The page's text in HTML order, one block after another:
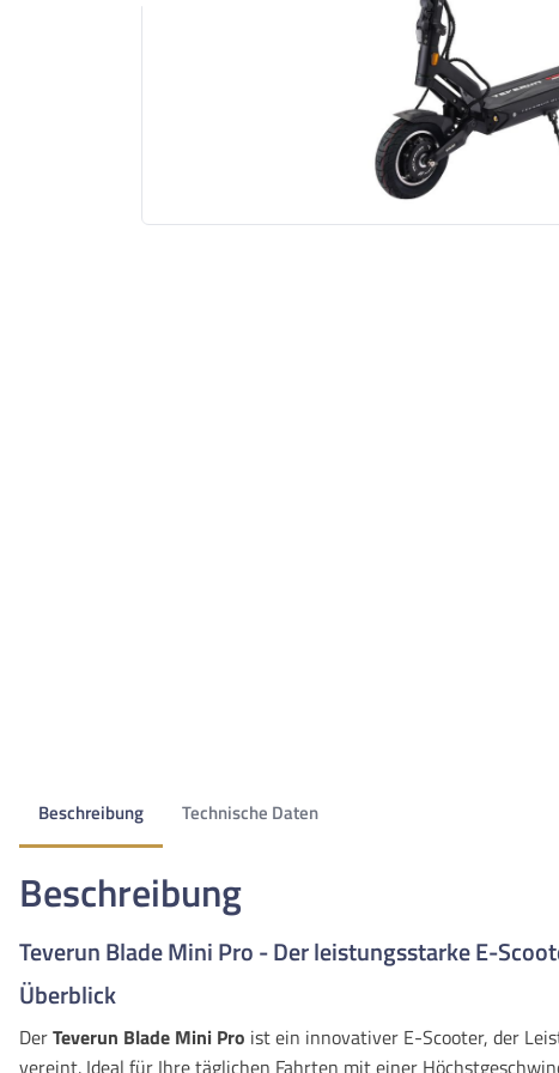
Beschreibung Technische Daten
Beschreibung
Teverun Blade Mini Pro - Der leistungsstarke E-
Überblick
DerTeverun Blade Mini Pro ist ein innovativer E-Scooter, der
vereint. Ideal für Ihre täglichen Fahrten mit einer